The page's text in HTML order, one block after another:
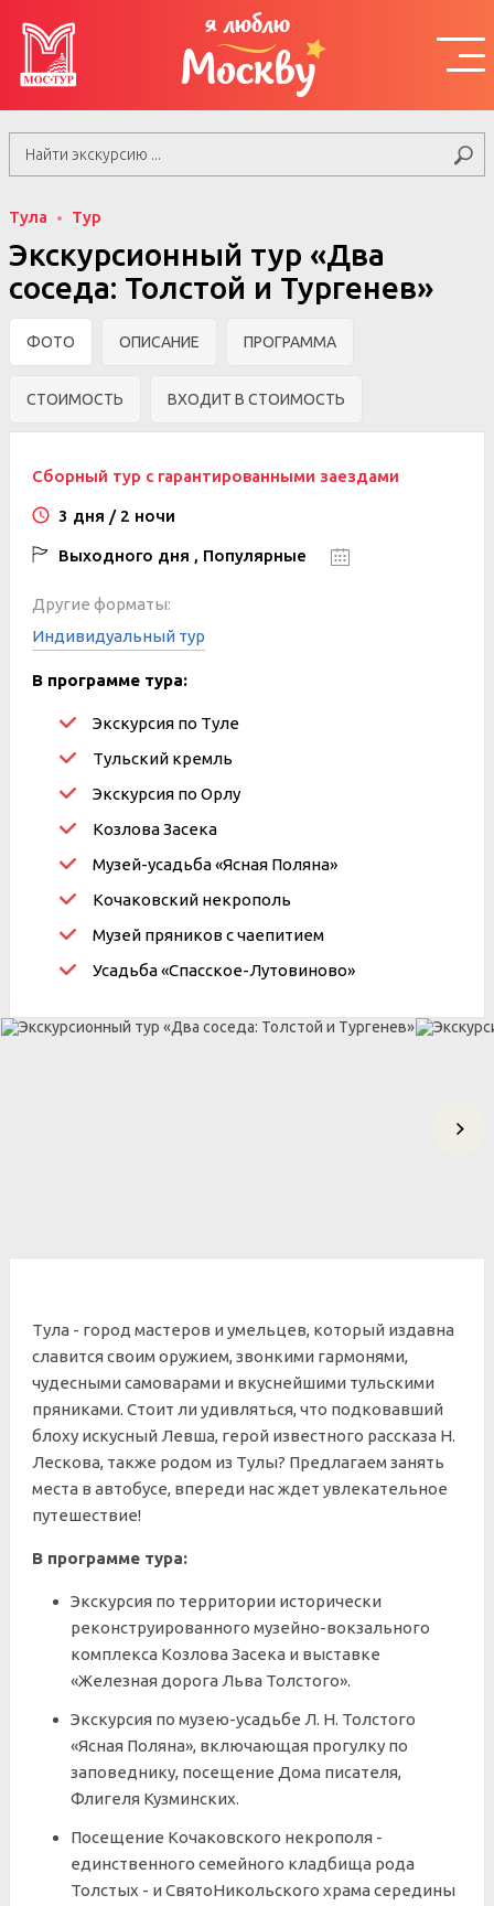
я люблю
Москву
Тула Тур
Экскурсионный тур «Два
соседа: Толстой и Тургенев»
ФОТО ОПИСАНИЕ ПРОГРАММА
СТОИМОСТЬ ВХОДИТ В СТОИМОСТЬ
Сборный тур с гарантированными заездами
3 дня / 2 ночи
Выходного дня , Популярные
Другие форматы:
Индивидуальный тур
В программе тура:
Экскурсия по Туле
Тульский кремль
Экскурсия по Орлу
Козлова Засека
Музей-усадьба «Ясная Поляна»
Кочаковский некрополь
Музей пряников с чаепитием
Усадьба «Спасское-Лутовиново»
Тула - город мастеров и умельцев, который издавна
славится своим оружием, звонкими гармонями,
чудесными самоварами и вкуснейшими тульскими
пряниками. Стоит ли удивляться, что подковавший
блоху искусный Левша, герой известного рассказа Н.
Лескова, также родом из Тулы? Предлагаем занять
места в автобусе, впереди нас ждет увлекательное
путешествие!
В программе тура:
Экскурсия по территории исторически
реконструированного музейно-вокзального
комплекса Козлова Засека и выставке
«Железная дорога Льва Толстого».
Экскурсия по музею-усадьбе Л. Н. Толстого
«Ясная Поляна», включающая прогулку по
заповеднику, посещение Дома писателя,
Флигеля Кузминских.
Посещение Кочаковского некрополя -
единственного семейного кладбища рода
Толстых - и СвятоНикольского храма середины